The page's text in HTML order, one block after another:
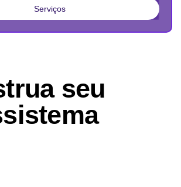
Serviços
seu